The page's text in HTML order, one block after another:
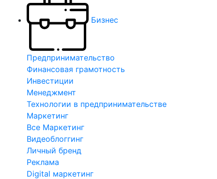
Бизнес
Предпринимательство
Финансовая грамотность
Инвестиции
Менеджмент
Технологии в предпринимательстве
Маркетинг
Все Маркетинг
Видеоблоггинг
Личный бренд
Реклама
Digital маркетинг